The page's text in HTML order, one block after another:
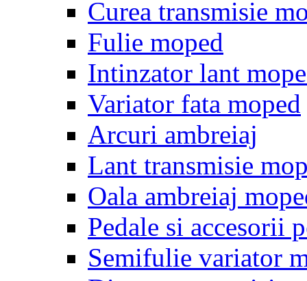
Curea transmisie
Fulie moped
Intinzator lant
Variator fata moped
Arcuri ambreiaj
Lant transmisie
Oala ambreiaj
Pedale si accesorii
Semifulie variator